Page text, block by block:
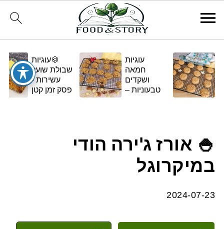
עוגיות
חמאה
ושקדים
טבעוניות –
🍪עוגיות
שבולת שועל
עשירות -
פסק זמן קטן
🍚 אורז ג'ירה הודי
במיקרוגל
2024-07-23